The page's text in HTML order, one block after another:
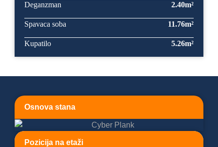
Deganzman 2.40m²
Spavaca soba 11.76m²
Kupatilo 5.26m²
Osnova stana
Pozicija na etaži